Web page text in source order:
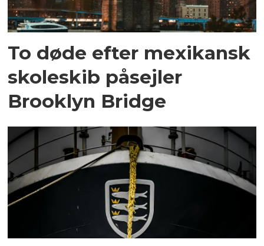
To døde efter mexikansk
skoleskib påsejler
Brooklyn Bridge